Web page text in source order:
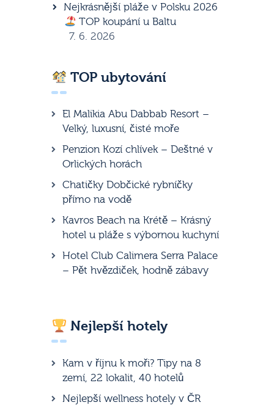
Nejkrásnější pláže v Polsku 2026
TOP koupání u Baltu
7. 6. 2026
TOP ubytování
El Malikia Abu Dabbab Resort –
Velký, luxusní, čisté moře
Penzion Kozí chlívek – Deštné v
Orlických horách
Chatičky Dobčické rybníčky
přímo na vodě
Kavros Beach na Krétě – Krásný
hotel u pláže s výbornou kuchyní
Hotel Club Calimera Serra Palace
– Pět hvězdiček, hodně zábavy
Nejlepší hotely
Kam v říjnu k moři? Tipy na 8
zemí, 22 lokalit, 40 hotelů
Nejlepší wellness hotely v ČR